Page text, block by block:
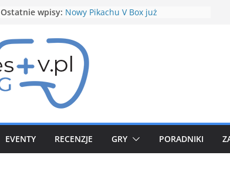
Ostatnie wpisy: Nowy Pikachu V Box już
Nowe budowle w Minecraft Shrines
Structures Mod 1.18.1
Genesect (Shock Drive) debiutuje w
5 gwiazdkowych raidach
Styczniowe Community Days w
Pokemon GO
EVENTY RECENZJE GRY PORADNIKI